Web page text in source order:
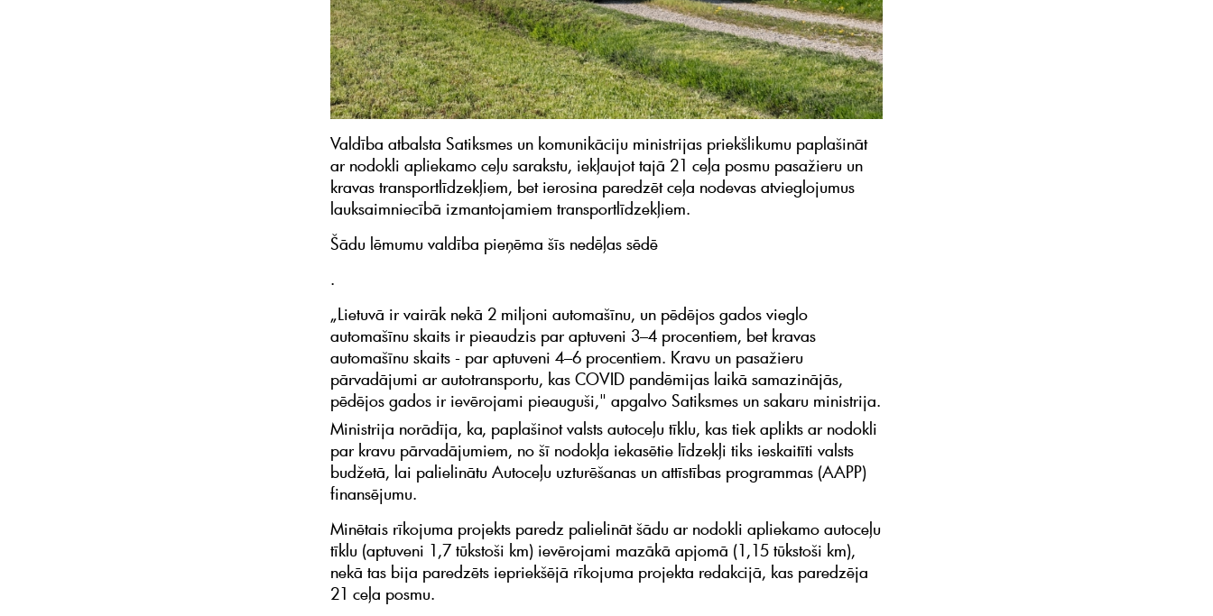
Valdība atbalsta Satiksmes un komunikāciju ministrijas priekšlikumu paplašināt
ar nodokli apliekamo ceļu sarakstu, iekļaujot tajā 21 ceļa posmu pasažieru un
kravas transportlīdzekļiem, bet ierosina paredzēt ceļa nodevas atvieglojumus
lauksaimniecībā izmantojamiem transportlīdzekļiem.
Šādu lēmumu valdība pieņēma šīs nedēļas sēdē
.
„Lietuvā ir vairāk nekā 2 miljoni automašīnu, un pēdējos gados vieglo
automašīnu skaits ir pieaudzis par aptuveni 3–4 procentiem, bet kravas
automašīnu skaits - par aptuveni 4–6 procentiem. Kravu un pasažieru
pārvadājumi ar autotransportu, kas COVID pandēmijas laikā samazinājās,
pēdējos gados ir ievērojami pieauguši," apgalvo Satiksmes un sakaru ministrija.
Ministrija norādīja, ka, paplašinot valsts autoceļu tīklu, kas tiek aplikts ar nodokli
par kravu pārvadājumiem, no šī nodokļa iekasētie līdzekļi tiks ieskaitīti valsts
budžetā, lai palielinātu Autoceļu uzturēšanas un attīstības programmas (AAPP)
finansējumu.
Minētais rīkojuma projekts paredz palielināt šādu ar nodokli apliekamo autoceļu
tīklu (aptuveni 1,7 tūkstoši km) ievērojami mazākā apjomā (1,15 tūkstoši km),
nekā tas bija paredzēts iepriekšējā rīkojuma projekta redakcijā, kas paredzēja
21 ceļa posmu.